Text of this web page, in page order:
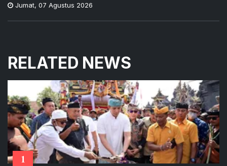
Jumat, 07 Agustus 2026
RELATED NEWS
1